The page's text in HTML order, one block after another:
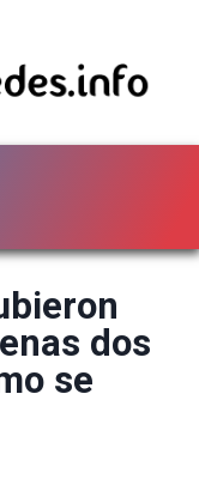
dos
se